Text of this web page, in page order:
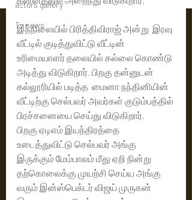
actors gallery
Tv news
இந்நிலையில் பிரித்திவிராஜ் அன்று  இரவு
வீட்டில் குடித்துவிட்டு வீட்டின்
உரிமையாளர் தலையில் கல்லை கொண்டு
அடித்து விடுகிறார். பிறகு தன்னுடன்
கல்லூரியில் படித்த  மைனா நந்தினியின்
வீட்டிற்கு செல்பவர் அவர்கள் குடும்பத்தில்
பிரச்சனையை செய்து விடுகிறார்.
பிறகு ஏடிஎம் இயந்திரத்தை
உடைத்துவிட்டு செல்பவர் அங்கு
இருக்கும் மேம்பாலம் மீது ஏறி நின்று
தற்கொலைக்கு முயற்சி செய்ய அங்கு
வரும் இன்ஸ்பெக்டர் விஜய் முருகன்